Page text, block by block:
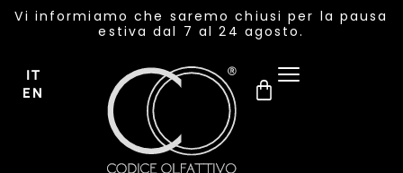
Vi informiamo che saremo chiusi per la pausa
estiva dal 7 al 24 agosto.
IT
EN